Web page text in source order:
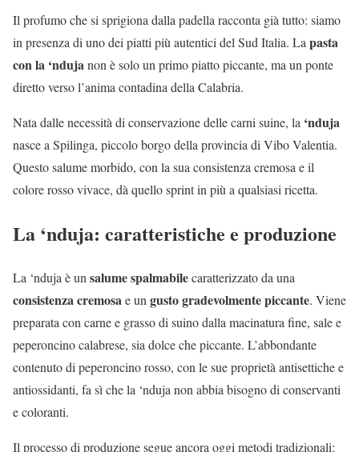
Il profumo che si sprigiona dalla padella racconta già tutto: siamo
in presenza di uno dei piatti più autentici del Sud Italia. La pasta
con la ‘ndujanon è solo un primo piatto piccante, ma un ponte
diretto verso l’anima contadina della Calabria.
Nata dalle necessità di conservazione delle carni suine, la ‘nduja
nasce a Spilinga, piccolo borgo della provincia di Vibo Valentia.
Questo salume morbido, con la sua consistenza cremosa e il
colore rosso vivace, dà quello sprint in più a qualsiasi ricetta.
La ‘nduja: caratteristiche e produzione
La ‘nduja è un salume spalmabilecaratterizzato da una
consistenza cremosae un gusto gradevolmente piccante. Viene
preparata con carne e grasso di suino dalla macinatura fine, sale e
peperoncino calabrese, sia dolce che piccante. L’abbondante
contenuto di peperoncino rosso, con le sue proprietà antisettiche e
antiossidanti, fa sì che la ‘nduja non abbia bisogno di conservanti
e coloranti.
Il processo di produzione segue ancora oggi metodi tradizionali: